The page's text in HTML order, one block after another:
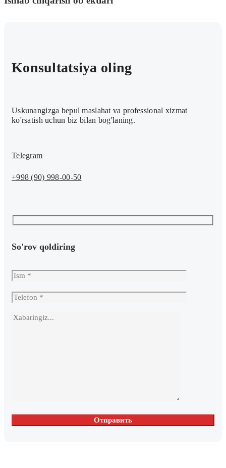
Konsultatsiya oling
Uskunangizga bepul maslahat va professional xizmat
ko'rsatish uchun biz bilan bog'laning.
Telegram
+998 (90) 998-00-50
So'rov qoldiring